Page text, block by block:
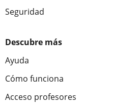
Seguridad
Descubre más
Ayuda
Cómo funciona
Acceso profesores